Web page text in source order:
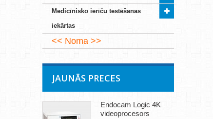
Medicīnisko ierīču testēšanas
iekārtas
Noma
JAUNĀS PRECES
Endocam Logic 4K
videoprocesors